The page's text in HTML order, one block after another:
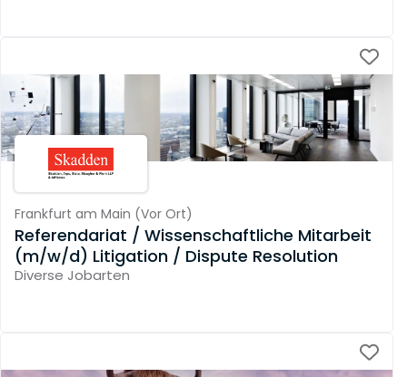
Frankfurt am Main (Vor Ort)
Referendariat / Wissenschaftliche Mitarbeit
(m/w/d) Litigation / Dispute Resolution
Diverse Jobarten